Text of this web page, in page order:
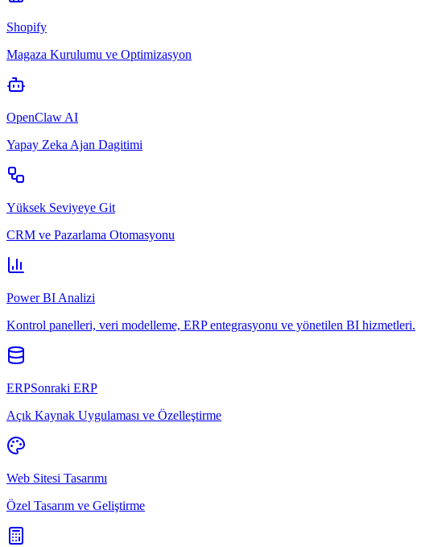
Shopify
Magaza Kurulumu ve Optimizasyon
OpenClaw AI
Yapay Zeka Ajan Dagitimi
Yüksek Seviyeye Git
CRM ve Pazarlama Otomasyonu
Power BI Analizi
Kontrol panelleri, veri modelleme, ERP entegrasyonu ve yönetilen BI hizmetleri.
ERPSonraki ERP
Açık Kaynak Uygulaması ve Özelleştirme
Web Sitesi Tasarımı
Özel Tasarım ve Geliştirme